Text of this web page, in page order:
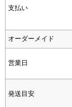
支払い
オーダーメイド
営業日
発送目安